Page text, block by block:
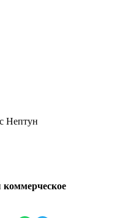
Нептун
коммерческое